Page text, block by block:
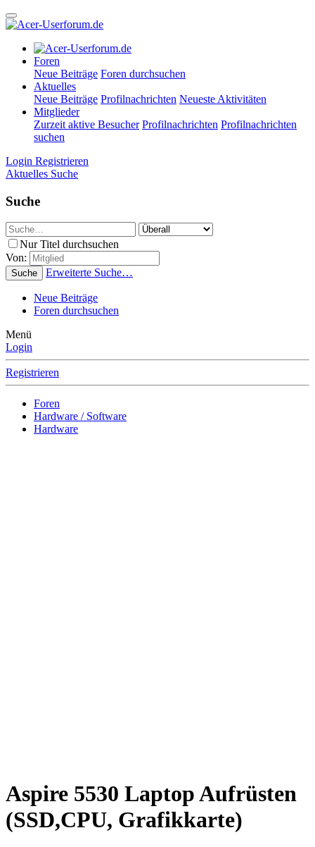
Foren
Neue Beiträge Foren durchsuchen
Aktuelles
Neue Beiträge Profilnachrichten Neueste Aktivitäten
Mitglieder
Zurzeit aktive Besucher Profilnachrichten Profilnachrichten
suchen
Login Registrieren
Aktuelles Suche
Suche
Nur Titel durchsuchen
Von:
Suche Erweiterte Suche…
Neue Beiträge
Foren durchsuchen
Menü
Login
Registrieren
Foren
Hardware / Software
Hardware
Aspire 5530 Laptop Aufrüsten
(SSD,CPU, Grafikkarte)